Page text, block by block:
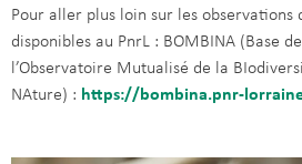
Pour aller plus loin sur les
disponibles au PnrL : BOMBINA (Base
l’Observatoire Mutualisé de la
NAture) : https://bombina.pnr-